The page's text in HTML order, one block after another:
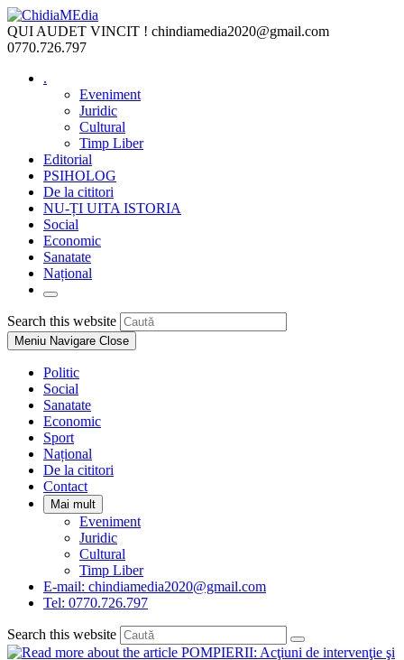
Skip
to
content
QUI AUDET VINCIT ! chindiamedia2020@gmail.com
0770.726.797
.
Eveniment
Juridic
Cultural
Timp Liber
Editorial
PSIHOLOG
De la cititori
NU-ȚI UITA ISTORIA
Social
Economic
Sanatate
Național
Toggle
website
search
Search this website
Escape
Meniu Navigare Close
Politic
Social
Sanatate
Economic
Sport
Național
De la cititori
Contact
Mai mult
Eveniment
Juridic
Cultural
Timp Liber
E-mail: chindiamedia2020@gmail.com
Tel: 0770.726.797
Search this website